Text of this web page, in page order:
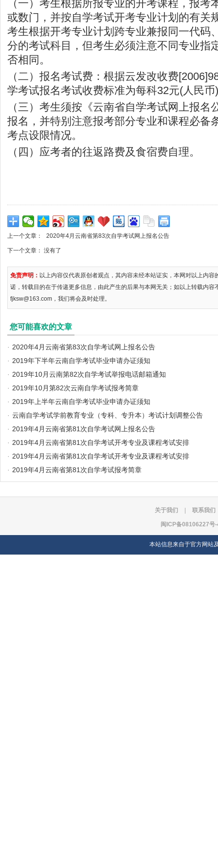
（一）考生根据所报专业的开考课程，报考
或数门，并按自学考试开考专业计划的有关
考生根据开考专业计划跨专业兼报同一代码
分的考试科目，但考生必须注意不同专业指
否相同。
（二）报名考试费：根据云发改收费
学考试报名考试收费标准为每科32元(人民币
（三）考生须按《云南省自学考试网上报名
报名，并特别注意报考部分专业和课程必备
考点设限情况。
（四）应考者的往返路费及食宿费自理。
上一个文章： 2020年4月云南省第83次自学考试网上报名公告
下一个文章： 没有了
免责声明： 以上内容仅代表原创者观点，其内容未经本站证实，本网对以上内
诺，转载目的在于传递更多信息，由此产生的后果与本网无关；如以上转载内容
fjksw@163.com，我们将会及时处理。
您可能喜欢的文章
· 2020年4月云南省第83次自学考试网上报名公告
· 2019年下半年云南自学考试毕业申请办证须知
· 2019年10月云南第82次自学考试举报电话邮箱通知
· 2019年10月第82次云南自学考试报考简章
· 2019年上半年云南自学考试毕业申请办证须知
· 云南自学考试学前教育专业（专科、专升本）考试计划调整公告
· 2019年4月云南省第81次自学考试网上报名公告
· 2019年4月云南省第81次自学考试开考专业及课程考试安排
· 2019年4月云南省第81次自学考试开考专业及课程考试安排
· 2019年4月云南省第81次自学考试报考简章
关于我们 联系我们
闽ICP备08106227号
本站信息来自于官方网站